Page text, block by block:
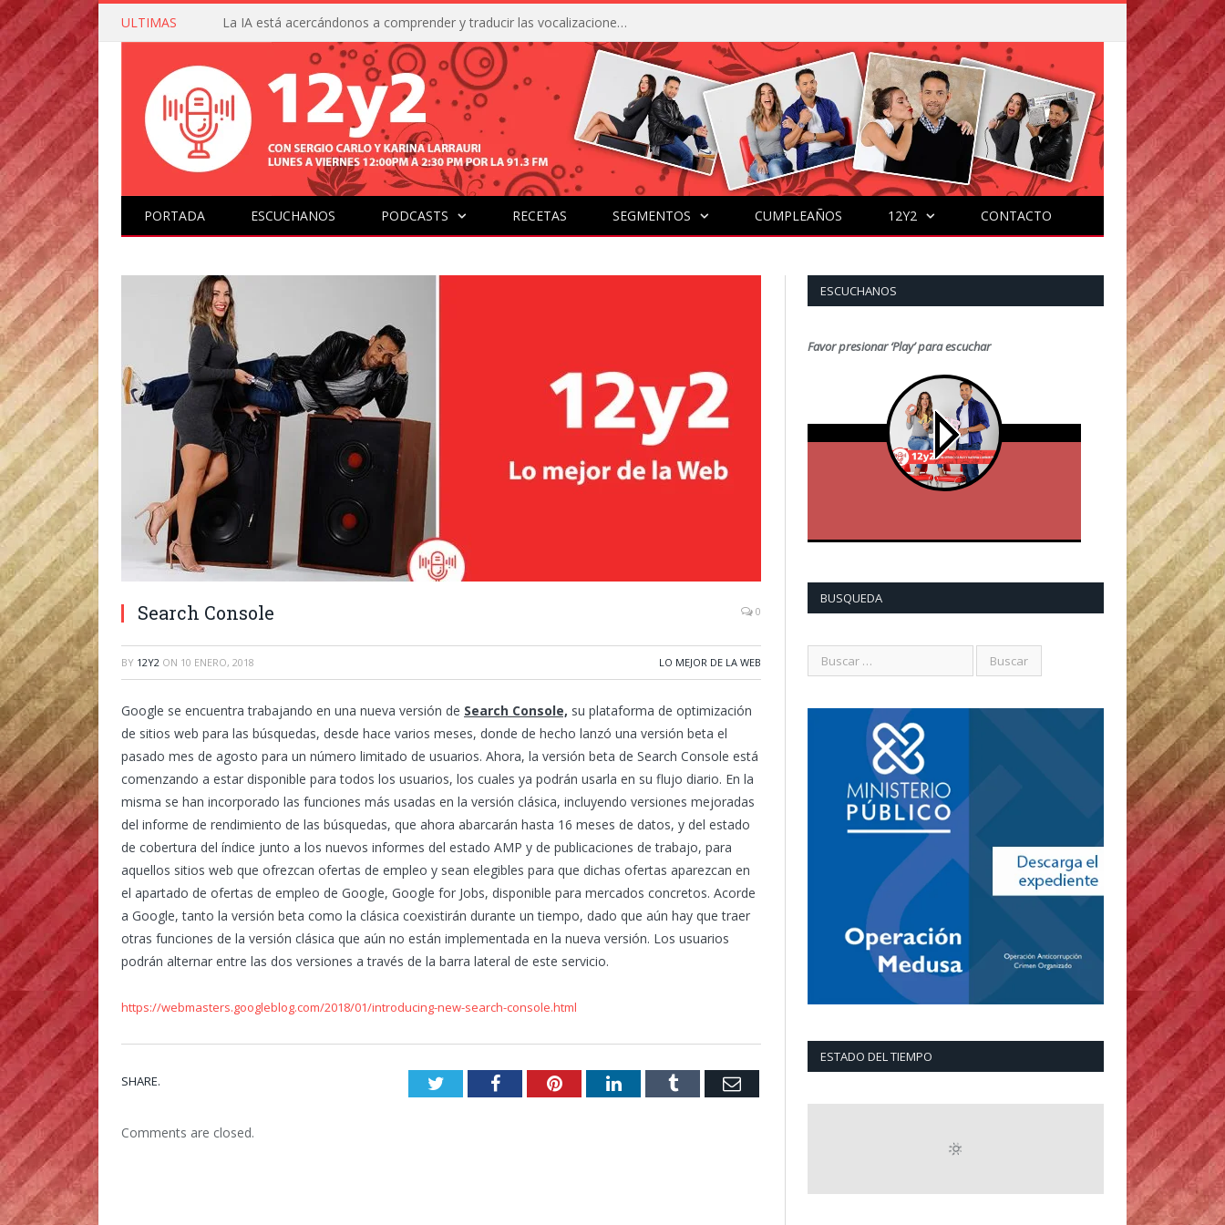
ULTIMAS La IA está acercándonos a comprender y traducir las vocalizaciones y comportamientos de nuestras mascotas
PORTADA ESCUCHANOS PODCASTS RECETAS SEGMENTOS CUMPLEAÑOS 12Y2 CONTACTO
Search Console 0
BY 12Y2 ON 10 ENERO, 2018 LO MEJOR DE LA WEB
Google se encuentra trabajando en una nueva versión de Search Console, su plataforma de optimización
de sitios web para las búsquedas, desde hace varios meses, donde de hecho lanzó una versión beta el
pasado mes de agosto para un número limitado de usuarios. Ahora, la versión beta de Search Console está
comenzando a estar disponible para todos los usuarios, los cuales ya podrán usarla en su flujo diario. En la
misma se han incorporado las funciones más usadas en la versión clásica, incluyendo versiones mejoradas
del informe de rendimiento de las búsquedas, que ahora abarcarán hasta 16 meses de datos, y del estado
de cobertura del índice junto a los nuevos informes del estado AMP y de publicaciones de trabajo, para
aquellos sitios web que ofrezcan ofertas de empleo y sean elegibles para que dichas ofertas aparezcan en
el apartado de ofertas de empleo de Google, Google for Jobs, disponible para mercados concretos. Acorde
a Google, tanto la versión beta como la clásica coexistirán durante un tiempo, dado que aún hay que traer
otras funciones de la versión clásica que aún no están implementada en la nueva versión. Los usuarios
podrán alternar entre las dos versiones a través de la barra lateral de este servicio.
https://webmasters.googleblog.com/2018/01/introducing-new-search-console.html
SHARE. TwitterFacebookPinterestLinkedInTumblr Email
Comments are closed.
ESCUCHANOS
Favor presionar ‘Play’ para escuchar
BUSQUEDA
ESTADO DEL TIEMPO